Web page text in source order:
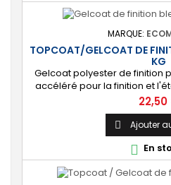
MARQUE:
TOPCOAT/GELCOAT DE
KG
Gelcoat polyester de finition
accéléré pour la finition et
bassins. [Finition] : Fournit
brillante qualité immersion.
stratification résine et fibre
catalyseur
Prix
 Ajouter
 En